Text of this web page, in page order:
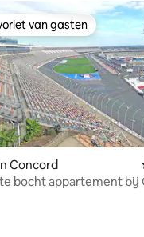
van gasten
van gasten
Concord
bocht appartement bij